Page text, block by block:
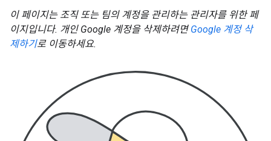
이 페이지는 조직 또는 팀의 계정을 관리하는 관리자를 위한 페
이지입니다. 개인 Google 계정을 삭제하려면 Google 계정 삭
제하기로 이동하세요.